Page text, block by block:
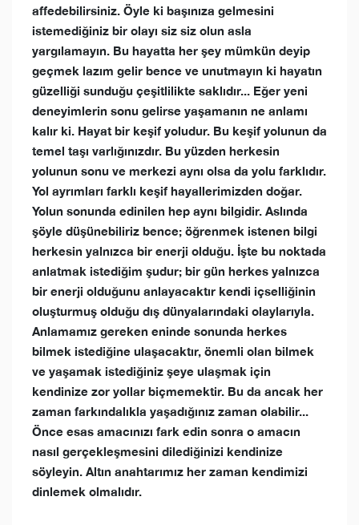
affedebilirsiniz. Öyle ki başınıza gelmesini
istemediğiniz bir olayı siz siz olun asla
yargılamayın. Bu hayatta her şey mümkün deyip
geçmek lazım gelir bence ve unutmayın ki hayatın
güzelliği sunduğu çeşitlilikte saklıdır... Eğer yeni
deneyimlerin sonu gelirse yaşamanın ne anlamı
kalır ki. Hayat bir keşif yoludur. Bu keşif yolunun da
temel taşı varlığınızdır. Bu yüzden herkesin
yolunun sonu ve merkezi aynı olsa da yolu farklıdır.
Yol ayrımları farklı keşif hayallerimizden doğar.
Yolun sonunda edinilen hep aynı bilgidir. Aslında
şöyle düşünebiliriz bence; öğrenmek istenen bilgi
herkesin yalnızca bir enerji olduğu. İşte bu noktada
anlatmak istediğim şudur; bir gün herkes yalnızca
bir enerji olduğunu anlayacaktır kendi içselliğinin
oluşturmuş olduğu dış dünyalarındaki olaylarıyla.
Anlamamız gereken eninde sonunda herkes
bilmek istediğine ulaşacaktır, önemli olan bilmek
ve yaşamak istediğiniz şeye ulaşmak için
kendinize zor yollar biçmemektir. Bu da ancak her
zaman farkındalıkla yaşadığınız zaman olabilir...
Önce esas amacınızı fark edin sonra o amacın
nasıl gerçekleşmesini dilediğinizi kendinize
söyleyin. Altın anahtarımız her zaman kendimizi
dinlemek olmalıdır.